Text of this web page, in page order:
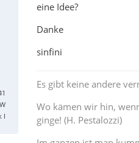
I
eine Idee?
Danke
sinfini
Es gibt keine andere
Wo kämen wir hin,
ginge! (H. Pestalozzi)